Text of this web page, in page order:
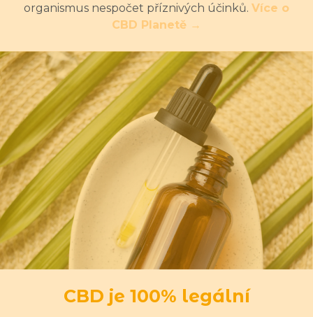
organismus nespočet příznivých účinků. Více o
CBD Planetě →
CBD je 100% legální